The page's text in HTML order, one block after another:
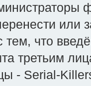
тем, что
третьим
- Serial-